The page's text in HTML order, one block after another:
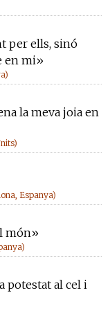
per ells, sinó
en mi»
la meva joia en
Espanya)
món»
potestat al cel i